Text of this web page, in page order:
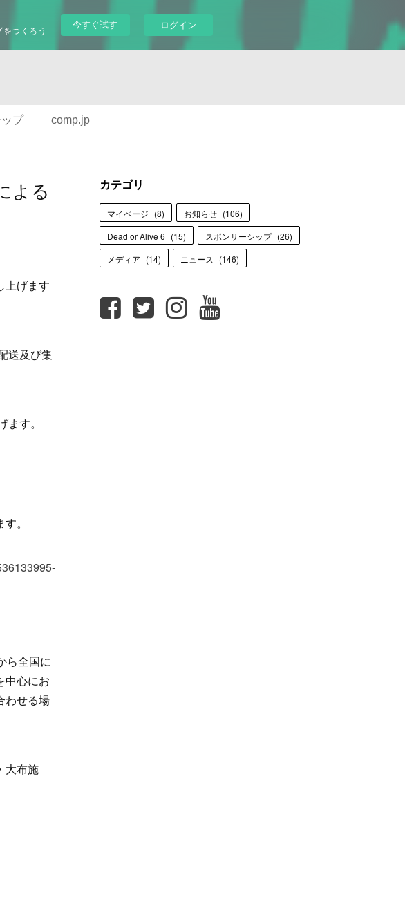
つくろう
今すぐ試す ログイン
プ comp.jp
よる
上げます
送及び集
す。
。
ら全国に
中心にお
わせる場
大布施
カテゴリ
マイページ (8) お知らせ (106)
Dead or Alive 6 (15) スポンサーシップ (26)
メディア (14) ニュース (146)